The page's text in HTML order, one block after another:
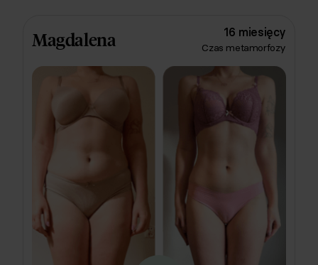
balans. W jej planie nie zabrakło sushi, makaronów i
leczo, czyli jadła bez wyrzeczeń. 💚
Magdalena 16 miesięcy
Czas metamorfozy